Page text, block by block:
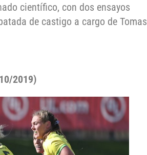
científico, con dos ensayos
de castigo a cargo de Tomas
2019)